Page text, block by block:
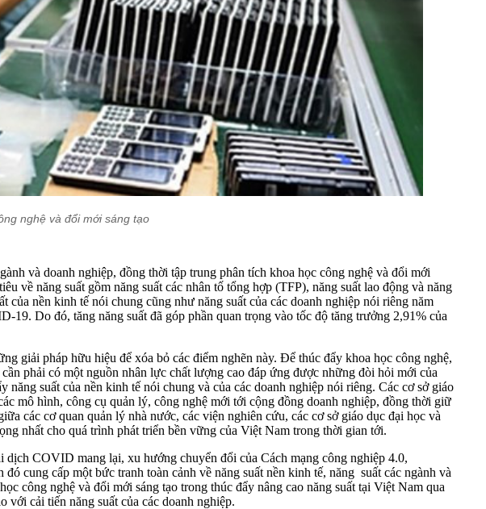
nghệ và đổi mới sáng tạo
và doanh nghiệp, đồng thời tập trung phân tích khoa học công nghệ và đổi mới
về năng suất gồm năng suất các nhân tố tổng hợp (TFP), năng suất lao động và năng
nền kinh tế nói chung cũng như năng suất của các doanh nghiệp nói riêng năm
-19. Do đó, tăng năng suất đã góp phần quan trọng vào tốc độ tăng trưởng 2,91% của
giải pháp hữu hiệu để xóa bỏ các điểm nghẽn này. Để thúc đẩy khoa học công nghệ,
phải có một nguồn nhân lực chất lượng cao đáp ứng được những đòi hỏi mới của
suất của nền kinh tế nói chung và của các doanh nghiệp nói riêng. Các cơ sở giáo
mô hình, công cụ quản lý, công nghệ mới tới cộng đồng doanh nghiệp, đồng thời giữ
các cơ quan quản lý nhà nước, các viện nghiên cứu, các cơ sở giáo dục đại học và
nhất cho quá trình phát triển bền vững của Việt Nam trong thời gian tới.
dịch COVID mang lại, xu hướng chuyển đổi của Cách mạng công nghiệp 4.0,
cung cấp một bức tranh toàn cảnh về năng suất nền kinh tế, năng suất các ngành và
công nghệ và đổi mới sáng tạo trong thúc đẩy nâng cao năng suất tại Việt Nam qua
cải tiến năng suất của các doanh nghiệp.